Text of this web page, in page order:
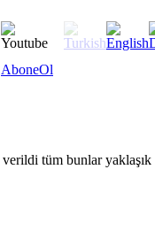
AboneOl
verildi tüm bunlar yaklaşık